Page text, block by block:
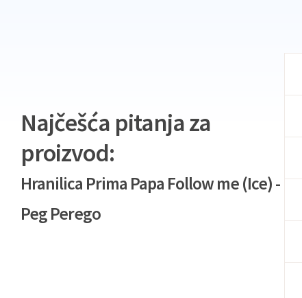
Najčešća pitanja za
proizvod:
Hranilica Prima Papa Follow me (Ice) -
Peg Perego